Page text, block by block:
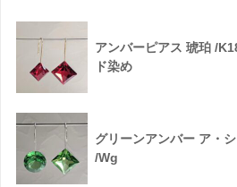
アンバーピアス 琥珀 /
ド染め
グリーンアンバー ア・
/Wg